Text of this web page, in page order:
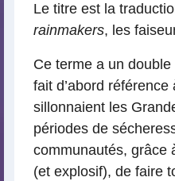
Le titre est la
rainmakers, les
Ce terme a un
fait d’abord
sillonnaient les
périodes de
communautés, grâce
(et explosif), de faire